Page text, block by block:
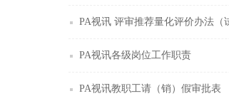
PA视讯 评审推荐量化评价办法（
PA视讯各级岗位工作职责
PA视讯教职工请（销）假审批表